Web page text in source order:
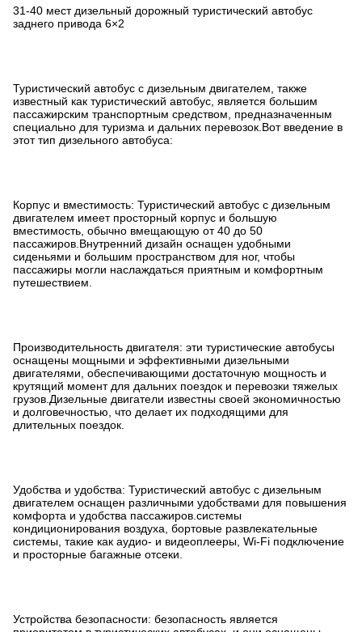
31-40 мест дизельный дорожный туристический автобус
заднего привода 6×2
Туристический автобус с дизельным двигателем, также
известный как туристический автобус, является большим
пассажирским транспортным средством, предназначенным
специально для туризма и дальних перевозок.Вот введение в
этот тип дизельного автобуса:
Корпус и вместимость: Туристический автобус с дизельным
двигателем имеет просторный корпус и большую
вместимость, обычно вмещающую от 40 до 50
пассажиров.Внутренний дизайн оснащен удобными
сиденьями и большим пространством для ног, чтобы
пассажиры могли наслаждаться приятным и комфортным
путешествием.
Производительность двигателя: эти туристические автобусы
оснащены мощными и эффективными дизельными
двигателями, обеспечивающими достаточную мощность и
крутящий момент для дальних поездок и перевозки тяжелых
грузов.Дизельные двигатели известны своей экономичностью
и долговечностью, что делает их подходящими для
длительных поездок.
Удобства и удобства: Туристический автобус с дизельным
двигателем оснащен различными удобствами для повышения
комфорта и удобства пассажиров.системы
кондиционирования воздуха, бортовые развлекательные
системы, такие как аудио- и видеоплееры, Wi-Fi подключение
и просторные багажные отсеки.
Устройства безопасности: безопасность является